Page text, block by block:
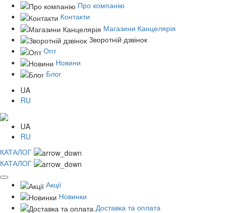
Про компанію
Контакти
Магазини Канцелярія
Зворотній дзвінок
Опт
Новини
Блог
UA
RU
UA
RU
КАТАЛОГ
КАТАЛОГ
Акції
Новинки
Доставка та оплата